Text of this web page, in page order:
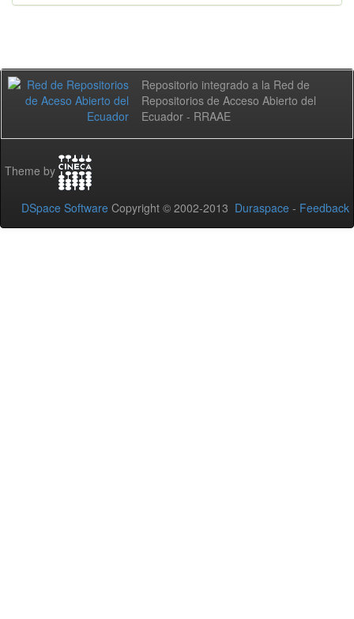
Repositorio integrado a la Red de
Repositorios de Acceso Abierto del
Ecuador - RRAAE
Theme by
DSpace Software Copyright © 2002-2013 Duraspace - Feedback